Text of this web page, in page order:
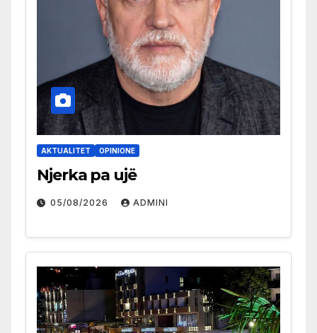
AKTUALITET OPINIONE
Njerka pa ujë
05/08/2026 ADMINI